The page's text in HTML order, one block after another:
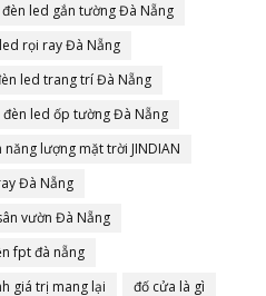
đèn led gắn tường Đà Nẵng
rọi ray Đà Nẵng
led trang trí Đà Nẵng
đèn led ốp tường Đà Nẵng
năng lượng mặt trời JINDIAN
Đà Nẵng
vườn Đà Nẵng
fpt đà nẵng
giá trị mang lại
đố cửa là gì